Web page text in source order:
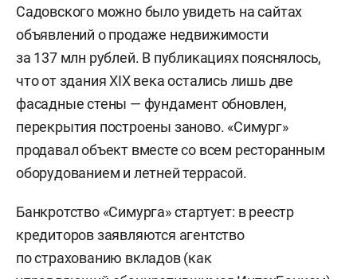
Садовского можно было увидеть на сайтах
объявлений о продаже недвижимости
за 137 млн рублей. В публикациях пояснялось,
что от здания XIX века остались лишь две
фасадные стены — фундамент обновлен,
перекрытия построены заново. «Симург»
продавал объект вместе со всем ресторанным
оборудованием и летней террасой.
Банкротство «Симурга» стартует: в реестр
кредиторов заявляются агентство
по страхованию вкладов (как